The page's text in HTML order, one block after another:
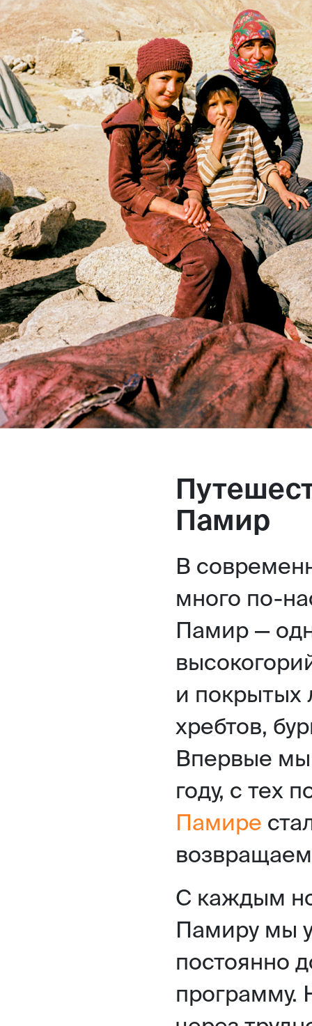
Памир
В
много по-
Памир —
и покрытых
хребтов,
Впервые мы
году, с тех
Памире
С каждым
Памиру мы
постоянно
программу.